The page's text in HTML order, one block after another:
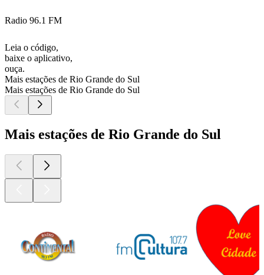
Radio 96.1 FM
Leia o código,
baixe o aplicativo,
ouça.
Mais estações de Rio Grande do Sul
Mais estações de Rio Grande do Sul
Mais estações de Rio Grande do Sul